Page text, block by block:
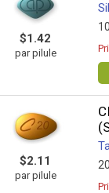
$1.42
par pilule
$2.11
par pilule